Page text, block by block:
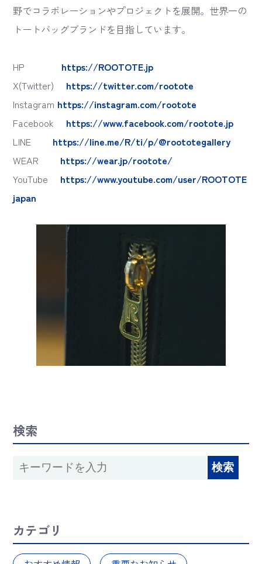
野でコラボレーションやプロジェクトを展開。世界一の
トートバッグブランドを目指しています。
HP https://ROOTOTE.jp
X(Twitter) https://twitter.com/rootote
Instagram https://instagram.com/rootote
Facebook https://www.facebook.com/rootote.jp
LINE https://line.me/R/ti/p/@roototegallery
WEAR https://wear.jp/rootote/
YouTube https://www.youtube.com/user/ROOTOTE
japan
検索
カテゴリ